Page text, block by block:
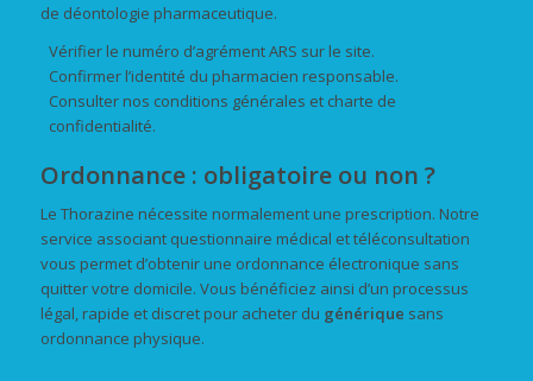
de déontologie pharmaceutique.
Vérifier le numéro d’agrément ARS sur le site.
Confirmer l’identité du pharmacien responsable.
Consulter nos conditions générales et charte de
confidentialité.
Ordonnance : obligatoire ou non ?
Le Thorazine nécessite normalement une prescription. Notre
service associant questionnaire médical et téléconsultation
vous permet d’obtenir une ordonnance électronique sans
quitter votre domicile. Vous bénéficiez ainsi d’un processus
légal, rapide et discret pour acheter du générique sans
ordonnance physique.